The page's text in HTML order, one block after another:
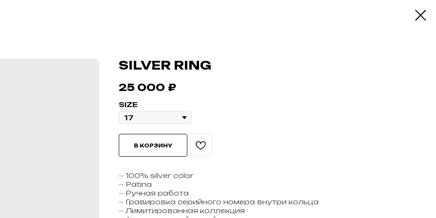
SILVER RING
25 000 ₽
SIZE
В КОРЗИНУ
-- 100% silver color
-- Patina
-- Ручная работа
-- Гравировка серийного номера внутри кольца
-- Лимитированная коллекция